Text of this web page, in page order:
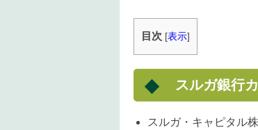
目次 [表示]
スルガ銀行
スルガ・キャピタル